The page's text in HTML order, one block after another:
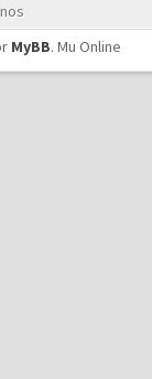
MyBB.Mu Online